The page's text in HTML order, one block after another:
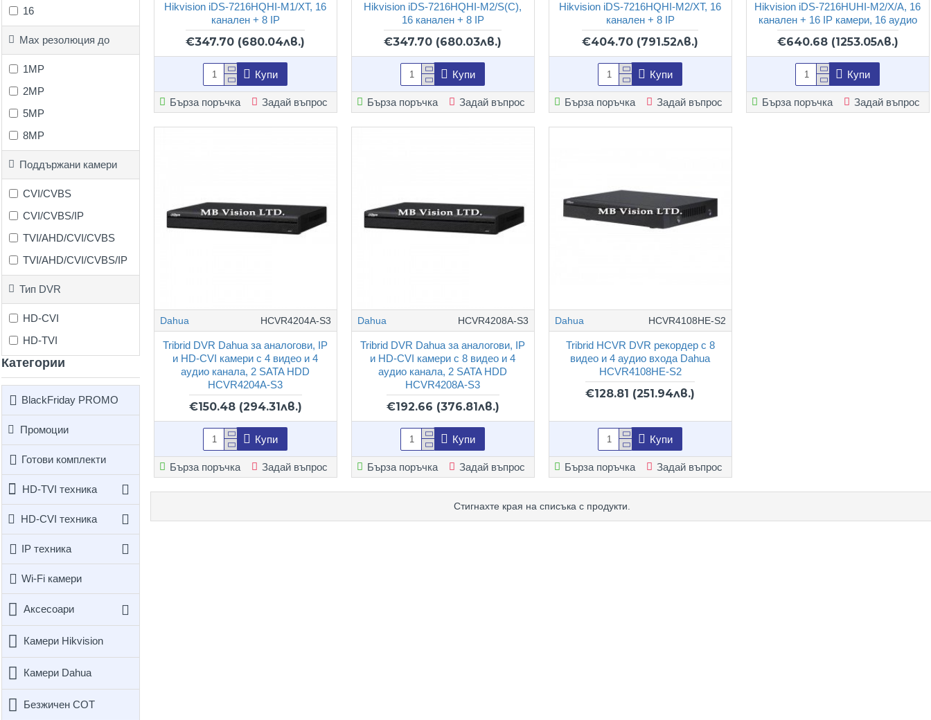
16
Max резолюция до
1MP
2MP
5MP
8MP
Поддържани камери
CVI/CVBS
CVI/CVBS/IP
TVI/AHD/CVI/CVBS
TVI/AHD/CVI/CVBS/IP
Тип DVR
HD-CVI
HD-TVI
Категории
BlackFriday PROMO
Промоции
Готови комплекти
HD-TVI техника
HD-CVI техника
IP техника
Wi-Fi камери
Аксесоари
Камери Hikvision
Камери Dahua
Безжичен СОТ
Hikvision iDS-7216HQHI-M1/XT, 16
канален + 8 IP
€347.70 (680.04лв.)
Купи
Бърза поръчка Задай въпрос
Hikvision iDS-7216HQHI-M2/S(C),
16 канален + 8 IP
€347.70 (680.03лв.)
Купи
Бърза поръчка Задай въпрос
Hikvision iDS-7216HQHI-M2/XT, 16
канален + 8 IP
€404.70 (791.52лв.)
Купи
Бърза поръчка Задай въпрос
Hikvision iDS-7216HUHI-M2/X/A, 16
канален + 16 IP камери, 16 аудио
€640.68 (1253.05лв.)
Купи
Бърза поръчка Задай въпрос
Dahua HCVR4204A-S3
Tribrid DVR Dahua за аналогови, IP
и HD-CVI камери с 4 видео и 4
аудио канала, 2 SATA HDD
HCVR4204A-S3
€150.48 (294.31лв.)
Купи
Бърза поръчка Задай въпрос
Dahua HCVR4208A-S3
Tribrid DVR Dahua за аналогови, IP
и HD-CVI камери с 8 видео и 4
аудио канала, 2 SATA HDD
HCVR4208A-S3
€192.66 (376.81лв.)
Купи
Бърза поръчка Задай въпрос
Dahua HCVR4108HE-S2
Tribrid HCVR DVR рекордер с 8
видео и 4 аудио входа Dahua
HCVR4108HE-S2
€128.81 (251.94лв.)
Купи
Бърза поръчка Задай въпрос
Стигнахте края на списъка с продукти.